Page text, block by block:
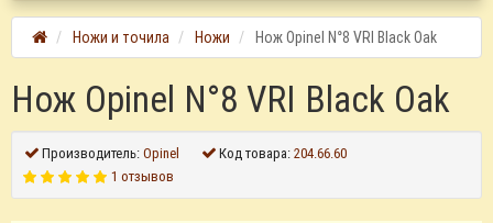
Ножи и точила Ножи Нож Opinel N°8 VRI Black Oak
Нож Opinel N°8 VRI Black Oak
Производитель:Opinel Код товара:204.66.60
1 отзывов